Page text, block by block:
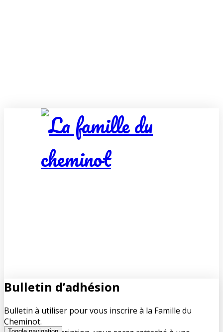
Bulletin d’adhésion
Bulletin à utiliser pour vous inscrire à la Famille du
Cheminot.